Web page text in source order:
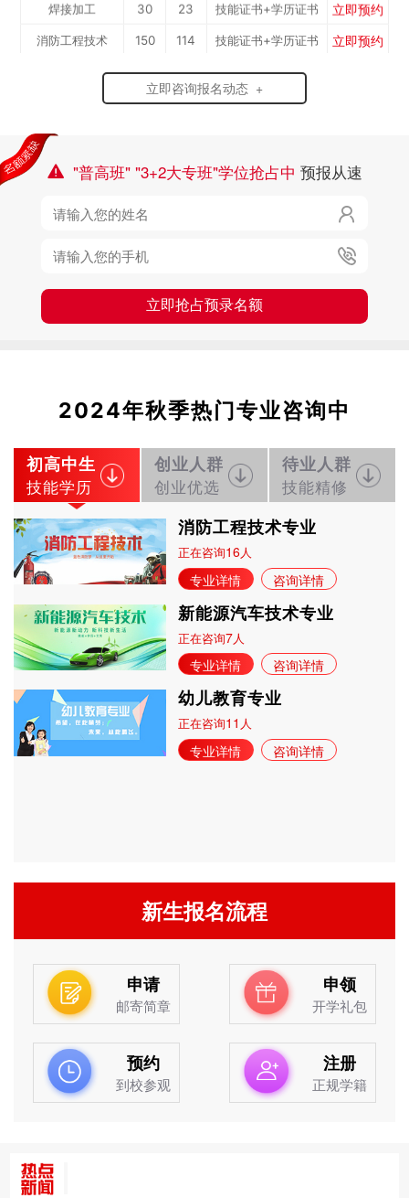
工）
焊接加工 30 23 技能证书+学历证书 立即预约
消防工程技术 150 114 技能证书+学历证书 立即预约
农业机械运维 30 23 技能证书+学历证书
通信运营服务 30 23 技能证书+学历证书
计算机应用与维修
幼儿教育 立即预约
铁路客运服务 150 立即预约
新能源汽车技术 150 立即预约
立即预约
立即咨询报名动态 +
 "普高班" "3+2大专班"学位抢占中 预报从速


立即抢占预录名额
2024年秋季热门专业咨询中
初高中生
技能学历
创业人群
创业优选
待业人群
技能精修
消防工程技术专业
正在咨询16人
专业详情 咨询详情
新能源汽车技术专业
正在咨询7人
专业详情 咨询详情
幼儿教育专业
正在咨询11 人
专业详情 咨询详情
新生报名流程
申请
邮寄简章
申领
开学礼包
预约
到校参观
注册
正规学籍